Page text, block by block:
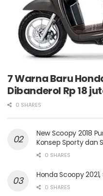
7 Warna Baru
Dibanderol Rp 18
0 SHARES
New Scoopy 2018
Konsep Sporty dan
0 SHARES
Honda Scoopy
0 SHARES